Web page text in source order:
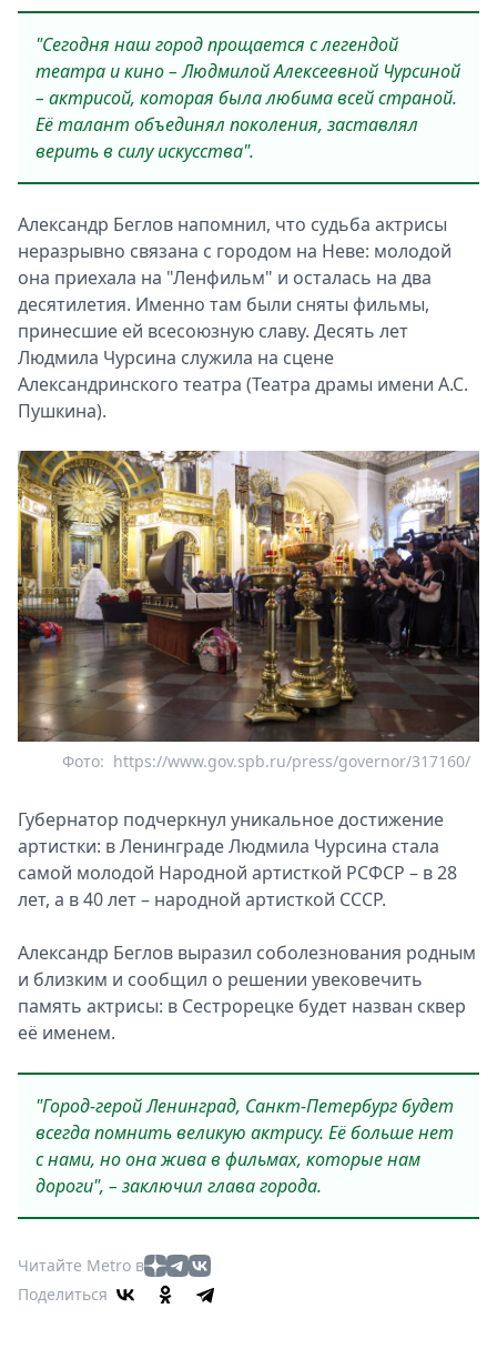
"Сегодня наш город прощается с легендой
театра и кино – Людмилой Алексеевной Чурсиной
– актрисой, которая была любима всей страной.
Её талант объединял поколения, заставлял
верить в силу искусства".
Александр Беглов напомнил, что судьба актрисы
неразрывно связана с городом на Неве: молодой
она приехала на "Ленфильм" и осталась на два
десятилетия. Именно там были сняты фильмы,
принесшие ей всесоюзную славу. Десять лет
Людмила Чурсина служила на сцене
Александринского театра (Театра драмы имени А.С.
Пушкина).
https://www.gov.spb.ru/press/governor/317160/
Фото:
Губернатор подчеркнул уникальное достижение
артистки: в Ленинграде Людмила Чурсина стала
самой молодой Народной артисткой РСФСР – в 28
лет, а в 40 лет – народной артисткой СССР.
Александр Беглов выразил соболезнования родным
и близким и сообщил о решении увековечить
память актрисы: в Сестрорецке будет назван сквер
её именем.
"Город-герой Ленинград, Санкт-Петербург будет
всегда помнить великую актрису. Её больше нет
с нами, но она жива в фильмах, которые нам
дороги", – заключил глава города.
Читайте Metro в
Поделиться